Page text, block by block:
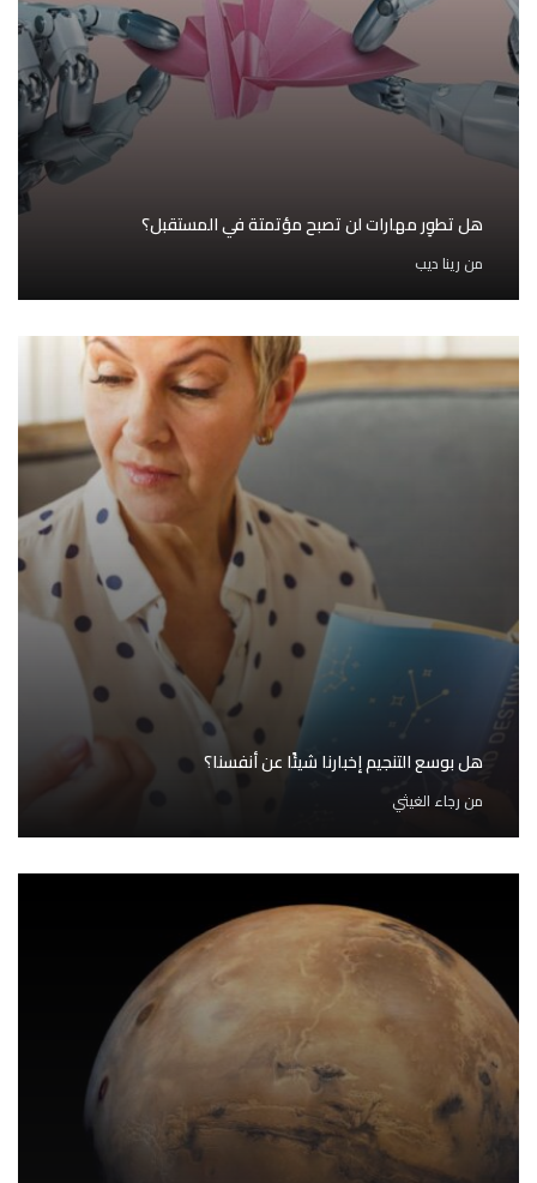
هل تطوِر مهارات لن تصبح مؤتمتة في المستقبل؟
من رينا ديب
هل بوسع التنجيم إخبارنا شيئًا عن أنفسنا؟
من رجاء الغيثي